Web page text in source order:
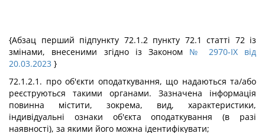
{Абзац перший підпункту 72.1.2 пункту 72.1 статті 72 із
змінами, внесеними згідно із Законом № 2970-IX від
20.03.2023 }
72.1.2.1. про об'єкти оподаткування, що надаються та/або
реєструються такими органами. Зазначена інформація
повинна містити, зокрема, вид, характеристики,
індивідуальні ознаки об'єкта оподаткування (в разі
наявності), за якими його можна ідентифікувати;